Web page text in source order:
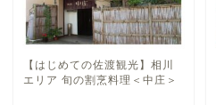
【はじめての佐渡観光】相川
エリア 旬の割烹料理＜中庄＞